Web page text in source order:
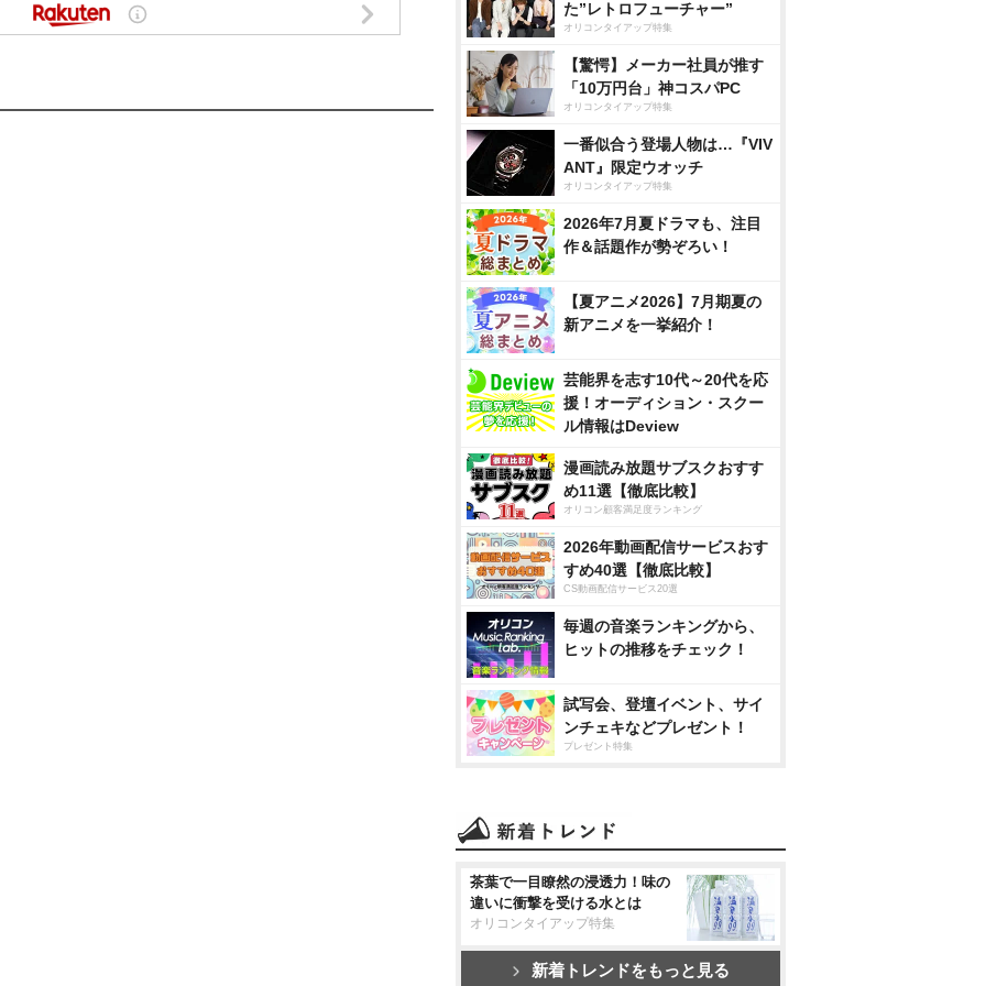
た”レトロフューチャー”
オリコンタイアップ特集
【驚愕】メーカー社員が推す
「10万円台」神コスパPC
オリコンタイアップ特集
一番似合う登場人物は…『VIV
ANT』限定ウオッチ
オリコンタイアップ特集
2026年7月夏ドラマも、注目
作＆話題作が勢ぞろい！
【夏アニメ2026】7月期夏の
新アニメを一挙紹介！
芸能界を志す10代～20代を応
援！オーディション・スクー
ル情報はDeview
漫画読み放題サブスクおすす
め11選【徹底比較】
オリコン顧客満足度ランキング
2026年動画配信サービスおす
すめ40選【徹底比較】
CS動画配信サービス20選
毎週の音楽ランキングから、
ヒットの推移をチェック！
試写会、登壇イベント、サイ
ンチェキなどプレゼント！
プレゼント特集
茶葉で一目瞭然の浸透力！味の
違いに衝撃を受ける水とは
オリコンタイアップ特集
新着トレンドをもっと見る